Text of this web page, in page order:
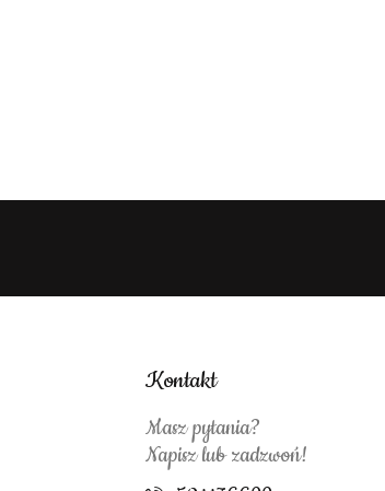
Kontakt
Masz pytania?
Napisz lub zadzwoń!